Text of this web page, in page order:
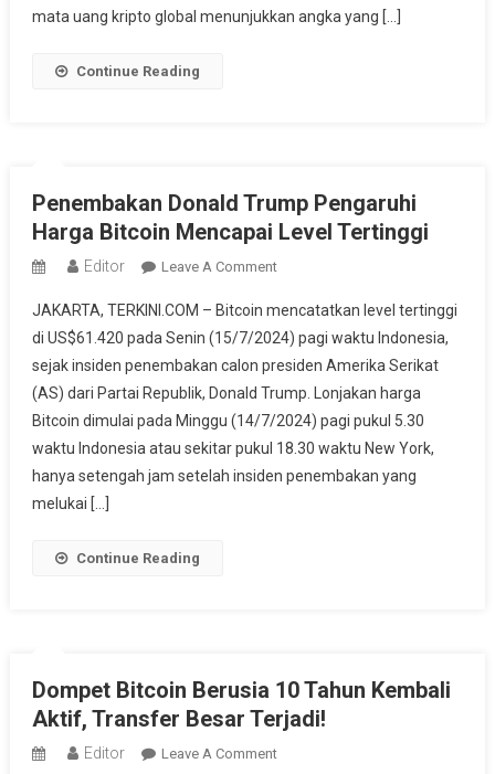
Diproyeksikan
mata uang kripto global menunjukkan angka yang […]
Continue Reading
Penembakan Donald Trump Pengaruhi
Harga Bitcoin Mencapai Level Tertinggi
Editor Leave A CommentOn
Donald
Trump
Pengaruhi
Harga
Bitcoin
Mencapai
Level
JAKARTA, TERKINI.COM – Bitcoin mencatatkan level tertinggi
di US$61.420 pada Senin (15/7/2024) pagi waktu Indonesia,
sejak insiden penembakan calon presiden Amerika Serikat
(AS) dari Partai Republik, Donald Trump. Lonjakan harga
Bitcoin dimulai pada Minggu (14/7/2024) pagi pukul 5.30
waktu Indonesia atau sekitar pukul 18.30 waktu New York,
hanya setengah jam setelah insiden penembakan yang
melukai […]
Continue Reading
Dompet Bitcoin Berusia 10 Tahun Kembali
Aktif, Transfer Besar Terjadi!
Editor Leave A CommentOn